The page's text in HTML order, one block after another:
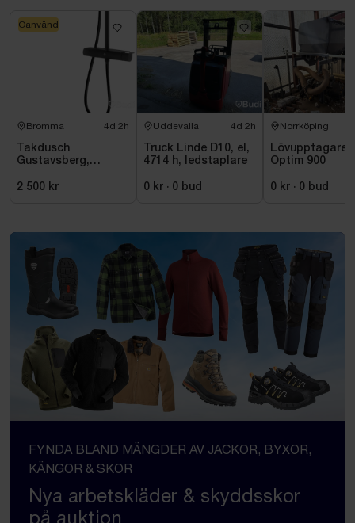
Bromma 4d 2h
Takdusch
Gustavsberg,
cc, mattsvart
2 500 kr
Oanvänd
Uddevalla 4d 2h
Truck Linde D10, el,
4714 h, ledstaplare
0 kr · 0 bud
Norrköping
Lövupptagare
Optim 900
0 kr · 0 bud
FYNDA BLAND MÄNGDER AV JACKOR, BYXOR,
KÄNGOR & SKOR
Nya arbetskläder & skyddsskor
på auktion